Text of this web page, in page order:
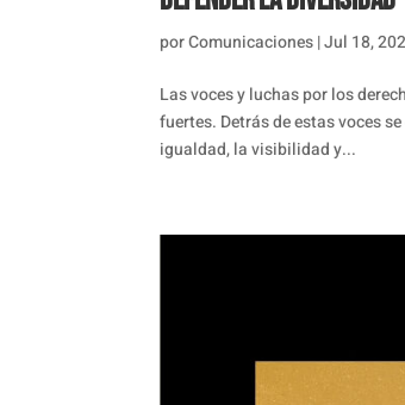
porComunicaciones|Jul 18,
Las voces y luchas por los
fuertes. Detrás de estas voces
igualdad, la visibilidad y...